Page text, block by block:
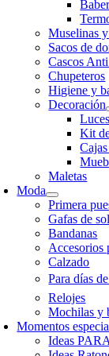
Muselinas
Sacos de
Cascos
Chupeteros
Higiene y
Decoración
Kit
Maletas
Moda
Primera
Gafas de sol
Bandanas
Accesorios
Calzado
Para días
Relojes
Mochilas y
Momentos
Ideas